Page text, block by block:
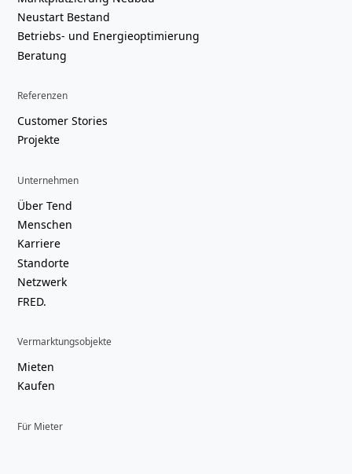
Neustart Bestand
Betriebs- und Energieoptimierung
Beratung
Referenzen
Customer Stories
Projekte
Unternehmen
Über Tend
Menschen
Karriere
Standorte
Netzwerk
FRED.
Vermarktungsobjekte
Mieten
Kaufen
Für Mieter